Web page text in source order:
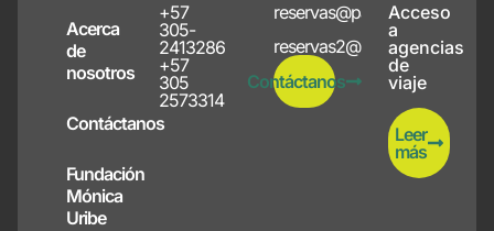
Acerca
de
nosotros
Contáctanos
Fundación
Mónica
Uribe
+57
305-
2413286
+57
305
2573314
reservas@papayote.com
reservas2@papayote.com
Contáctanos
Acceso
a
agencias
de
viaje
Leer
más